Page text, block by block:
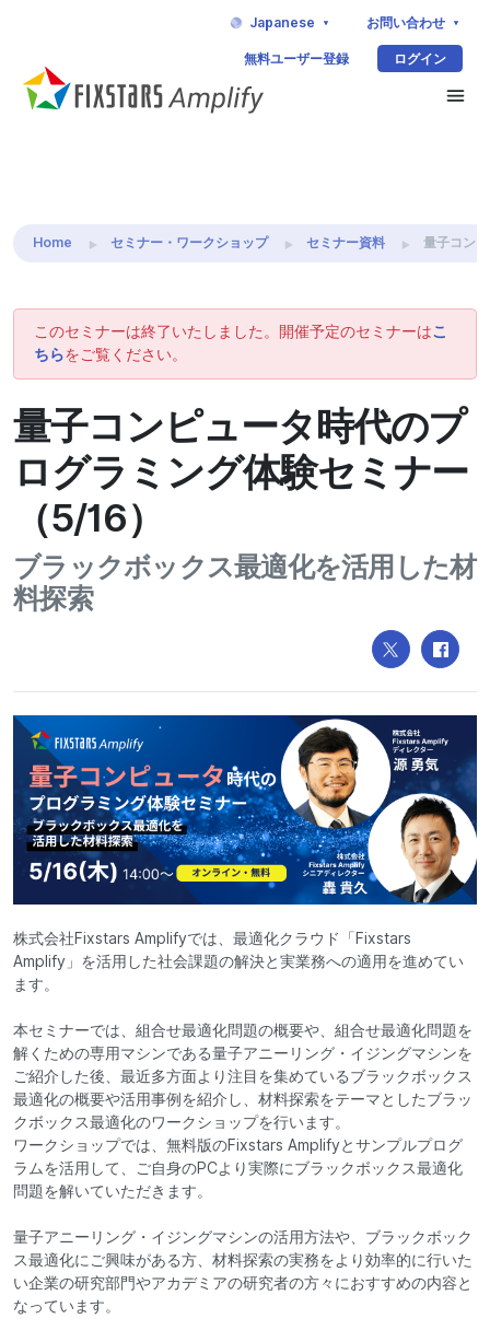
Japanese お問い合わせ
無料ユーザー登録 ログイン
Home セミナー・ワークショップ セミナー資料 量子コン
このセミナーは終了いたしました。開催予定のセミナーはこ
ちらをご覧ください。
量子コンピュータ時代のプ
ログラミング体験セミナー
（5/16）
ブラックボックス最適化を活用した材
料探索
株式会社Fixstars Amplifyでは、最適化クラウド「Fixstars
Amplify」を活用した社会課題の解決と実業務への適用を進めてい
ます。
本セミナーでは、組合せ最適化問題の概要や、組合せ最適化問題を
解くための専用マシンである量子アニーリング・イジングマシンを
ご紹介した後、最近多方面より注目を集めているブラックボックス
最適化の概要や活用事例を紹介し、材料探索をテーマとしたブラッ
クボックス最適化のワークショップを行います。
ワークショップでは、無料版のFixstars Amplifyとサンプルプログ
ラムを活用して、ご自身のPCより実際にブラックボックス最適化
問題を解いていただきます。
量子アニーリング・イジングマシンの活用方法や、ブラックボック
ス最適化にご興味がある方、材料探索の実務をより効率的に行いた
い企業の研究部門やアカデミアの研究者の方々におすすめの内容と
なっています。